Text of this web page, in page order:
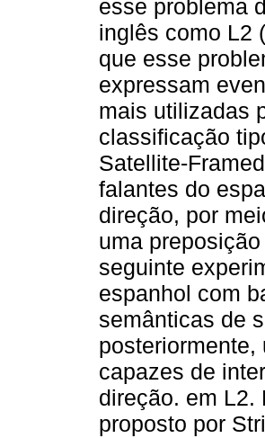
esse problema
inglês como L2
que esse
expressam
mais utilizadas
classificação
Satellite-
falantes do
direção, por
uma
seguinte
espanhol com
semânticas de
capazes de
direção. em L2.
proposto por